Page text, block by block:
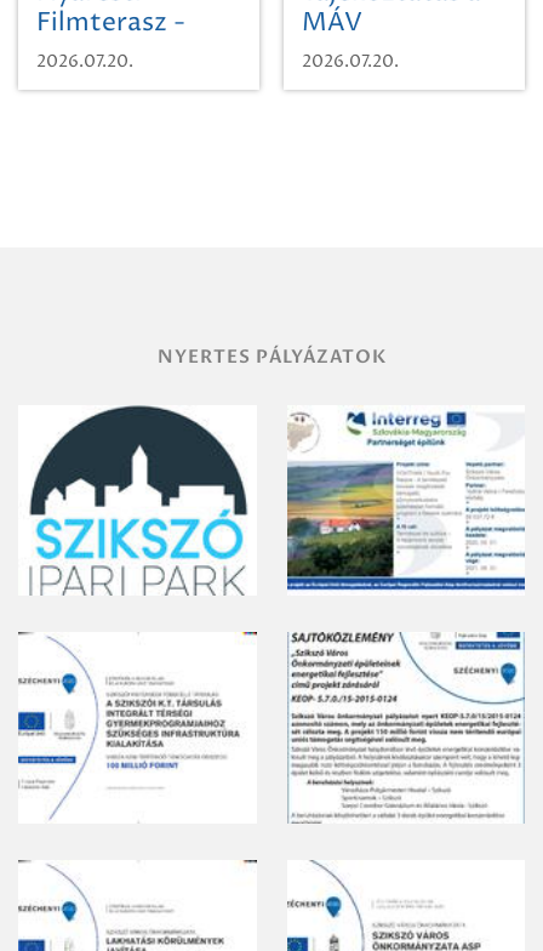
Filmterasz -
Beugró a
Paradicsomba
2026.07.20.
MÁV
Pályaműködtetési
Zrt. Területi
2026.07.20.
NYERTES PÁLYÁZATOK